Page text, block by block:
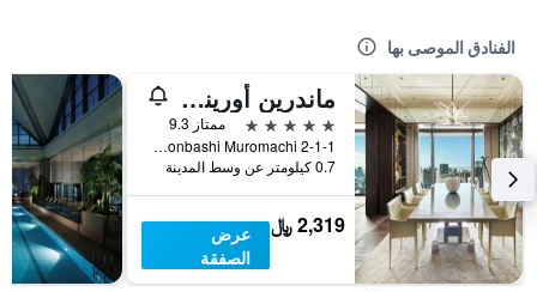
الفنادق الموصى بها
ماندرين أورينتال، طوكيو
5 نجوم
ممتاز 9.3
2-1-1 Nihonbashi Muromachi, طوكيو, اليابان
0.7 كيلومتر عن وسط المدينة
2,319 ﷼
عرض
الصفقة